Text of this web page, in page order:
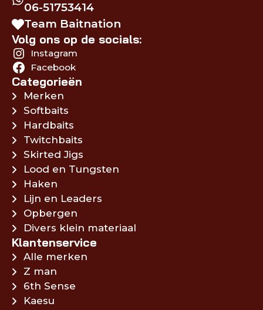
06-51753414
Team Baitnation
Volg ons op de socials:
Instagram
Facebook
Categorieën
Merken
Softbaits
Hardbaits
Twitchbaits
Skirted Jigs
Lood en Tungsten
Haken
Lijn en Leaders
Opbergen
Divers klein materiaal
Klantenservice
Alle merken
Z man
6th Sense
Kaesu